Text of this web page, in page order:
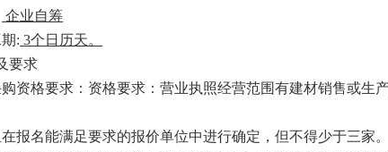
企业自筹
: 3个日历天。
要求
资格要求：资格要求：营业执照经营范围有建材销售或生
报名能满足要求的报价单位中进行确定，但不得少于三家。